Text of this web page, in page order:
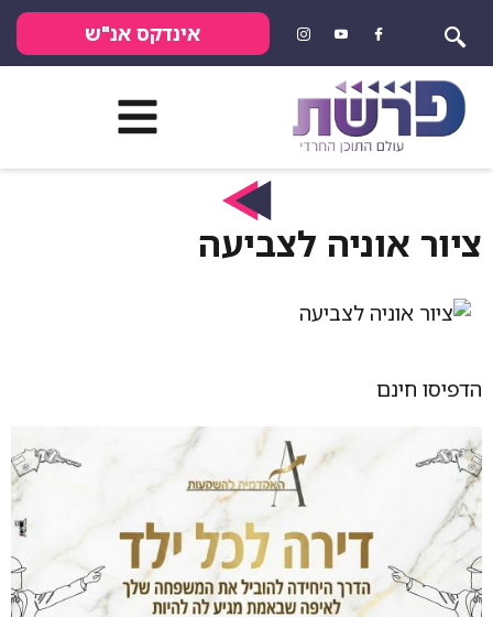
אינדקס אנ"ש
ציור אוניה לצביעה
הדפיסו חינם